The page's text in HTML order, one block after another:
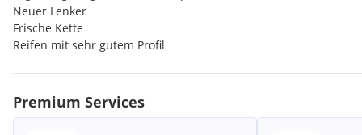
Neuer Lenker
Frische Kette
Reifen mit sehr gutem Profil
Motor und Fahrwerk ohne Mängel
Einmal umgefallen → leichter Schaden am Dekor, kaum
Premium Services